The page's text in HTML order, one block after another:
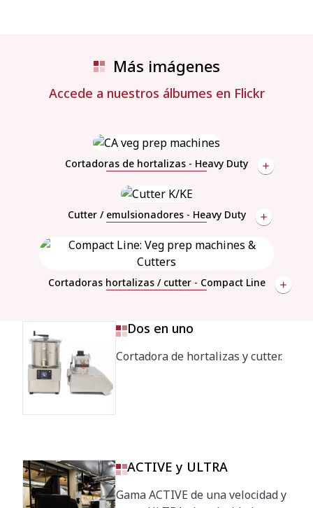
Más imágenes
Accede a nuestros álbumes en Flickr
Cortadoras de hortalizas - Heavy Duty
Cutter / emulsionadores - Heavy Duty
Cortadoras hortalizas / cutter - Compact Line
Dos en uno
Cortadora de hortalizas y cutter.
ACTIVE y ULTRA
Gama ACTIVE de una velocidad y